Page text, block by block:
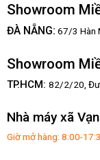
Showroom
ĐÀ NẴNG: 67/3 Hàn
Showroom
TP.HCM: 82/2/20,
Nhà máy xã
Giờ mở hàng: 8:00-